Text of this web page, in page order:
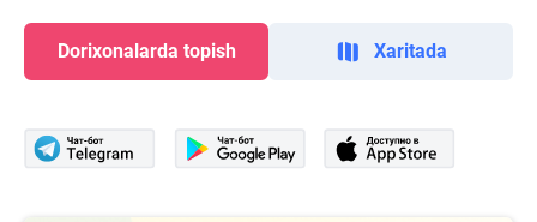
Dorixonalarda topish Xaritada